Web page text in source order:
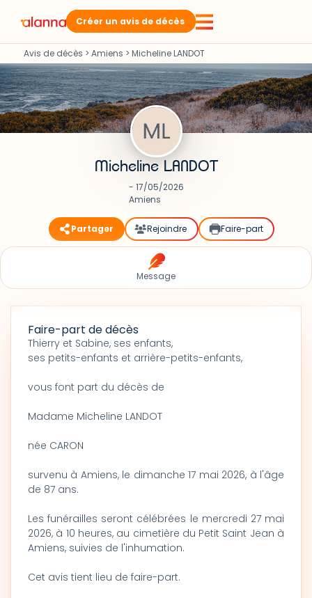
Créer un avis de décès
Avis de décès > Amiens > Micheline LANDOT
Micheline LANDOT
- 17/05/2026
Amiens
Partager Rejoindre Faire-part
Message
Faire-part de décès
Thierry et Sabine, ses enfants,
ses petits-enfants et arrière-petits-enfants,
vous font part du décès de
Madame Micheline LANDOT
née CARON
survenu à Amiens, le dimanche 17 mai 2026, à l'âge
de 87 ans.
Les funérailles seront célébrées le mercredi 27 mai
2026, à 10 heures, au cimetière du Petit Saint Jean à
Amiens, suivies de l'inhumation.
Cet avis tient lieu de faire-part.